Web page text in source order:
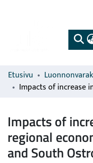
Etusivu
Impacts of
regional
and South